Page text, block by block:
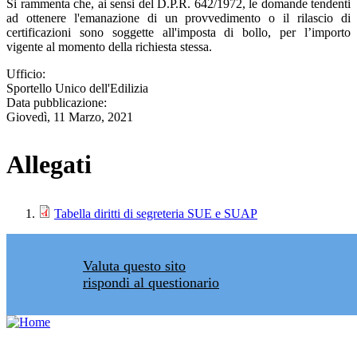
Si rammenta che, ai sensi del D.P.R. 642/1972, le domande tendenti
ad ottenere l'emanazione di un provvedimento o il rilascio di
certificazioni sono soggette all'imposta di bollo, per l’importo
vigente al momento della richiesta stessa.
Ufficio:
Sportello Unico dell'Edilizia
Data pubblicazione:
Giovedì, 11 Marzo, 2021
Allegati
Tabella diritti di segreteria SUE e SUAP
Valuta questo sito
rispondi al questionario